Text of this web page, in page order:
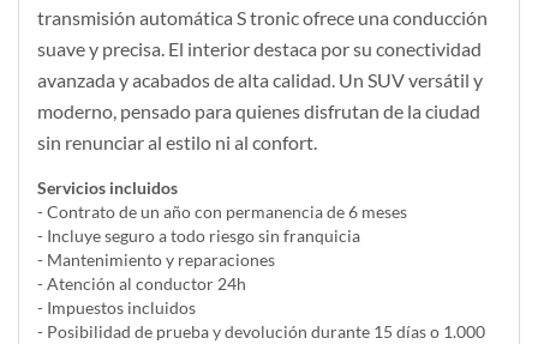
transmisión automática S tronic ofrece una conducción
suave y precisa. El interior destaca por su conectividad
avanzada y acabados de alta calidad. Un SUV versátil y
moderno, pensado para quienes disfrutan de la ciudad
sin renunciar al estilo ni al confort.
Servicios incluidos
- Contrato de un año con permanencia de 6 meses
- Incluye seguro a todo riesgo sin franquicia
- Mantenimiento y reparaciones
- Atención al conductor 24h
- Impuestos incluidos
- Posibilidad de prueba y devolución durante 15 días o 1.000